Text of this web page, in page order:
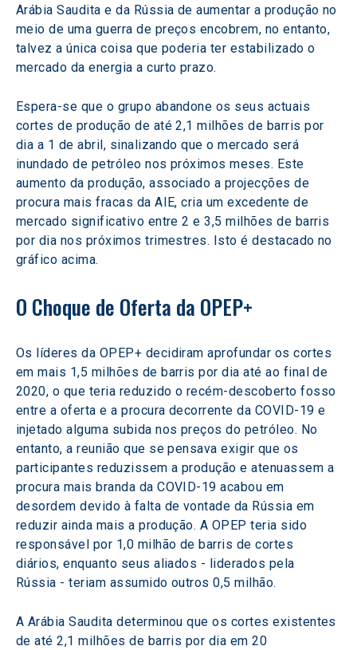
Arábia Saudita e da Rússia de aumentar a produção no
meio de uma guerra de preços encobrem, no entanto,
talvez a única coisa que poderia ter estabilizado o
mercado da energia a curto prazo.
Espera-se que o grupo abandone os seus actuais
cortes de produção de até 2,1 milhões de barris por
dia a 1 de abril, sinalizando que o mercado será
inundado de petróleo nos próximos meses. Este
aumento da produção, associado a projecções de
procura mais fracas da AIE, cria um excedente de
mercado significativo entre 2 e 3,5 milhões de barris
por dia nos próximos trimestres. Isto é destacado no
gráfico acima.
O Choque de Oferta da OPEP+
Os líderes da OPEP+ decidiram aprofundar os cortes
em mais 1,5 milhões de barris por dia até ao final de
2020, o que teria reduzido o recém-descoberto fosso
entre a oferta e a procura decorrente da COVID-19 e
injetado alguma subida nos preços do petróleo. No
entanto, a reunião que se pensava exigir que os
participantes reduzissem a produção e atenuassem a
procura mais branda da COVID-19 acabou em
desordem devido à falta de vontade da Rússia em
reduzir ainda mais a produção. A OPEP teria sido
responsável por 1,0 milhão de barris de cortes
diários, enquanto seus aliados - liderados pela
Rússia - teriam assumido outros 0,5 milhão.
A Arábia Saudita determinou que os cortes existentes
de até 2,1 milhões de barris por dia em 20